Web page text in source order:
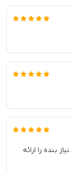
بنده را ارائه